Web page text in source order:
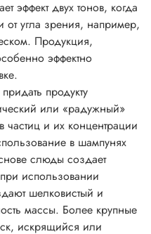
кислотами и
пигментами;
давая неожиданные
системах с
до 3:10 по массе (на
прозрачной
эффект двух тонов, когда
от угла зрения, например,
Продукция,
эффектно
продукту
или «радужный»
частиц и их концентрации
в шампунях
слюды создает
использовании
шелковистый и
массы. Более крупные
искрящийся или